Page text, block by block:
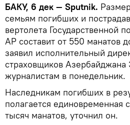
БАКУ, 6 дек — Sputnik.
семьям погибших и
вертолета Государственной
АР составит от 550 манатов
заявил исполнительный
страховщиков
журналистам в понедельник.
Наследникам погибших в
полагается единовременная
тысяч манатов, уточнил он.